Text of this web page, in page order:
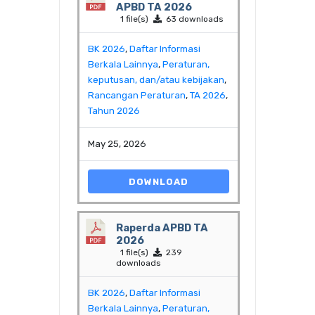
APBD TA 2026
1 file(s) 63 downloads
BK 2026, Daftar Informasi
Berkala Lainnya, Peraturan,
keputusan, dan/atau kebijakan,
Rancangan Peraturan, TA 2026,
Tahun 2026
May 25, 2026
DOWNLOAD
Raperda APBD TA
2026
1 file(s)
239
downloads
BK 2026, Daftar Informasi
Berkala Lainnya, Peraturan,